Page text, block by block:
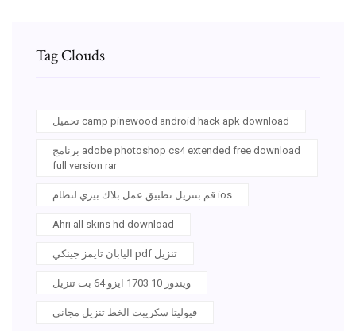
Tag Clouds
تحميل camp pinewood android hack apk download
برنامج adobe photoshop cs4 extended free download
full version rar
قم بتنزيل تطبيق عمل بلاك بيري لنظام ios
Ahri all skins hd download
اليابان تايمز جينكي pdf تنزيل
ويندوز 10 1703 ايزو 64 بت تنزيل
فيوليتا سكريبت الخط تنزيل مجاني